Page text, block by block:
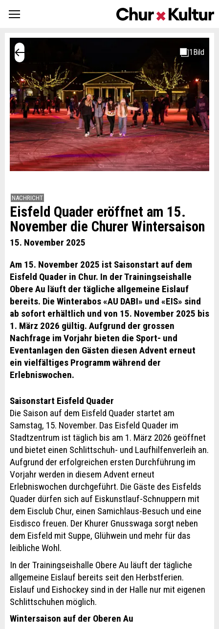
NACHRICHT
Eisfeld Quader eröffnet am 15.
November die Churer Wintersaison
15. November 2025
Am 15. November 2025 ist Saisonstart auf dem
Eisfeld Quader in Chur. In der Trainingseishalle
Obere Au läuft der tägliche allgemeine Eislauf
bereits. Die Winterabos «AU DABI» und «EIS» sind
ab sofort erhältlich und von 15. November 2025 bis
1. März 2026 gültig. Aufgrund der grossen
Nachfrage im Vorjahr bieten die Sport- und
Eventanlagen den Gästen diesen Advent erneut
ein vielfältiges Programm während der
Erlebniswochen.
Saisonstart Eisfeld Quader
Die Saison auf dem Eisfeld Quader startet am
Samstag, 15. November. Das Eisfeld Quader im
Stadtzentrum ist täglich bis am 1. März 2026 geöffnet
und bietet einen Schlittschuh- und Laufhilfenverleih an.
Aufgrund der erfolgreichen ersten Durchführung im
Vorjahr werden in diesem Advent erneut
Erlebniswochen durchgeführt. Die Gäste des Eisfelds
Quader dürfen sich auf Eiskunstlauf-Schnuppern mit
dem Eisclub Chur, einen Samichlaus-Besuch und eine
Eisdisco freuen. Der Khurer Gnusswaga sorgt neben
dem Eisfeld mit Suppe, Glühwein und mehr für das
leibliche Wohl.
In der Trainingseishalle Obere Au läuft der tägliche
allgemeine Eislauf bereits seit den Herbstferien.
Eislauf und Eishockey sind in der Halle nur mit eigenen
Schlittschuhen möglich.
Wintersaison auf der Oberen Au